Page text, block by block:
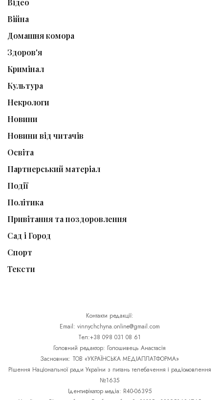
Відео
Війна
Домашня комора
Здоров'я
Кримінал
Культура
Некрологи
Новини
Новини від читачів
Освіта
Партнерський матеріал
Події
Політика
Привітання та поздоровлення
Сад і Город
Спорт
Тексти
Контакти редакції:
Email: vinnychchyna.online@gmail.com
Тел:+38 098 031 08 61
Головний редактор: Голошивець Анастасія
Засновник: ТОВ «УКРАЇНСЬКА МЕДІАПЛАТФОРМА»
Рішення Національної ради України з питань телебачення і радіомовлення
№1635
Ідентифікатор медіа: R40-06395